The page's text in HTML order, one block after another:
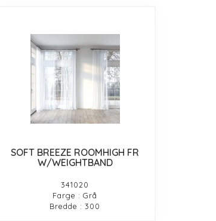
SOFT BREEZE ROOMHIGH FR
W/WEIGHTBAND
341020
Farge : Grå
Bredde : 300